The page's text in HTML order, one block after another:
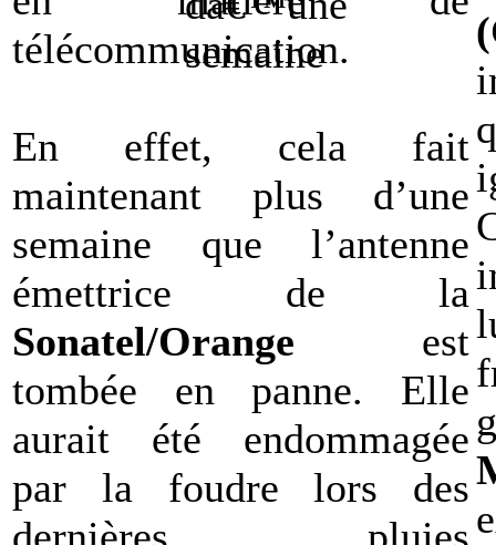
télécommunication.
En effet, cela fait
maintenant plus d’une
semaine que l’antenne
émettrice de la
Sonatel/Orange est
tombée en panne. Elle
aurait été endommagée
par la foudre lors des